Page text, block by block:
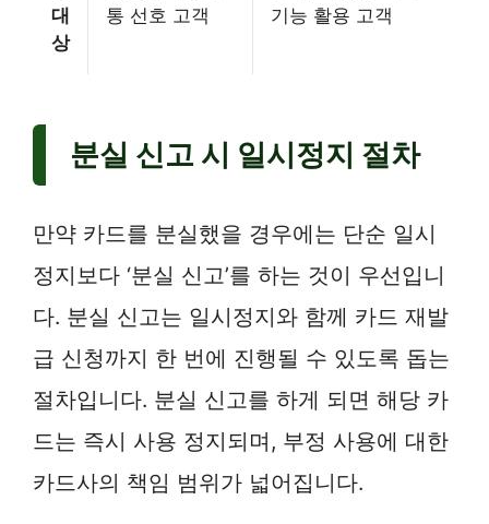
대
상
통 선호 고객
기능 활용 고객
분실 신고 시 일시정지 절차
만약 카드를 분실했을 경우에는 단순 일시
정지보다 ‘분실 신고’를 하는 것이 우선입니
다. 분실 신고는 일시정지와 함께 카드 재발
급 신청까지 한 번에 진행될 수 있도록 돕는
절차입니다. 분실 신고를 하게 되면 해당 카
드는 즉시 사용 정지되며, 부정 사용에 대한
카드사의 책임 범위가 넓어집니다.